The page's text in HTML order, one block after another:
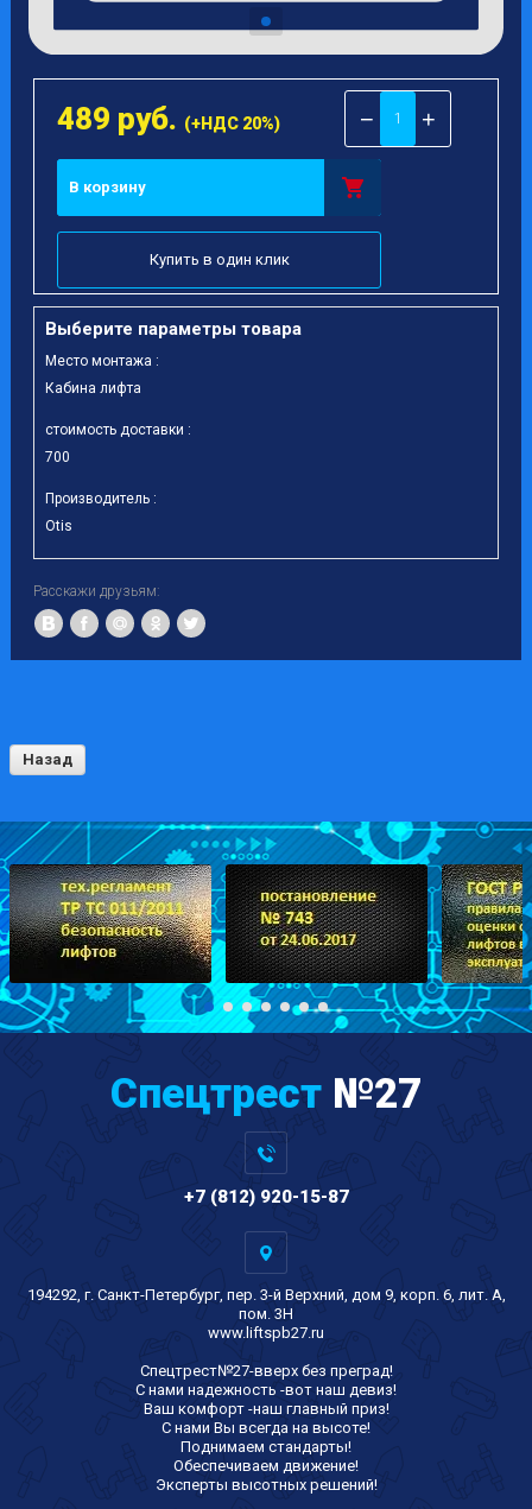
489 руб. (+НДС 20%) − +
В корзину
Купить в один клик
Выберите параметры товара
Место монтажа :
Кабина лифта
стоимость доставки :
700
Производитель :
Otis
Расскажи друзьям:
Назад
Спецтрест №27
+7 (812) 920-15-87
194292, г. Санкт-Петербург, пер. 3-й Верхний, дом 9, корп. 6, лит. А,
пом. 3Н
www.liftspb27.ru
Спецтрест№27-вверх без преград!
С нами надежность -вот наш девиз!
Ваш комфорт -наш главный приз!
С нами Вы всегда на высоте!
Поднимаем стандарты!
Обеспечиваем движение!
Эксперты высотных решений!